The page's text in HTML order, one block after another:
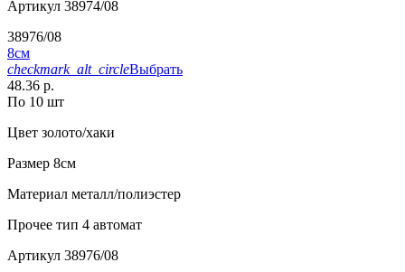
Артикул 38974/08
38976/08
8см
checkmark_alt_circleВыбрать
48.36 р.
По 10 шт
Цвет золото/хаки
Размер 8см
Материал металл/полиэстер
Прочее тип 4 автомат
Артикул 38976/08